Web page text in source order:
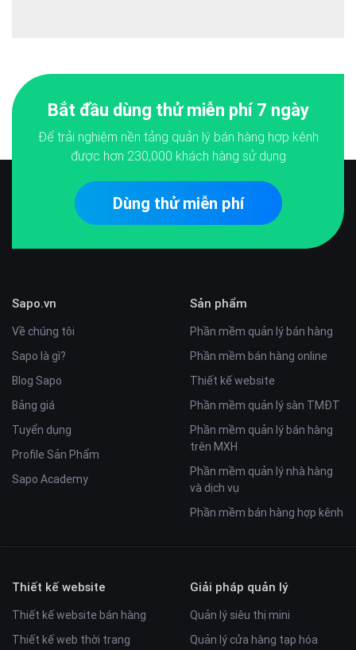
Bắt đầu dùng thử miễn phí 7 ngày
Để trải nghiệm nền tảng quản lý bán hàng hợp kênh
được hơn 230,000 khách hàng sử dụng
Dùng thử miễn phí
Sapo.vn
Về chúng tôi
Sapo là gì?
Blog Sapo
Bảng giá
Tuyển dụng
Profile Sản Phẩm
Sapo Academy
Sản phẩm
Phần mềm quản lý bán hàng
Phần mềm bán hàng online
Thiết kế website
Phần mềm quản lý sàn TMĐT
Phần mềm quản lý bán hàng
trên MXH
Phần mềm quản lý nhà hàng
và dịch vụ
Phần mềm bán hàng hợp kênh
Thiết kế website
Thiết kế website bán hàng
Thiết kế web thời trang
Giải pháp quản lý
Quản lý siêu thị mini
Quản lý cửa hàng tạp hóa